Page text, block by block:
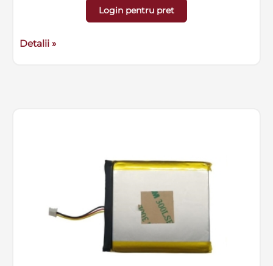
greutate 301g, alimentare cu 2 baterii CR123A,
motare la inaltime de 2.5-3m (high mount) / 0.8-
Login pentru pret
Detalii »